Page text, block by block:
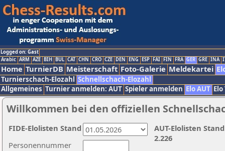
Logged on: Gast
Arabic ARM AZE BIH BUL CAT CHN CRO CZE DEN ENG ESP FAI FIN FRA GER GRE INA
Home TurnierDB Meisterschaft Foto-Galerie Meldekartei
Turnierschach-Elozahl Schnellschach-Elozahl
Allgemeines Turnier anmelden: AUT Spieler anmelden Elo AUT
Willkommen bei den offiziellen
Personennummer
AUT-Elolisten
2.226
FIDE-Elolisten Stand